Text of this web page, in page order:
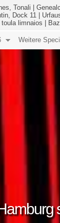
Tonali
Dock 11
limnaios
Weitere